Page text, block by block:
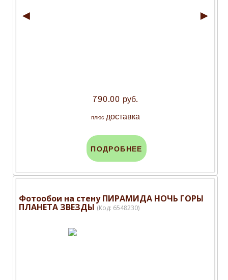
◄ ►
790.00 руб.
плюс доставка
ПОДРОБНЕЕ
Фотообои на стену ПИРАМИДА НОЧЬ ГОРЫ
ПЛАНЕТА ЗВЕЗДЫ (Код: 6548230)